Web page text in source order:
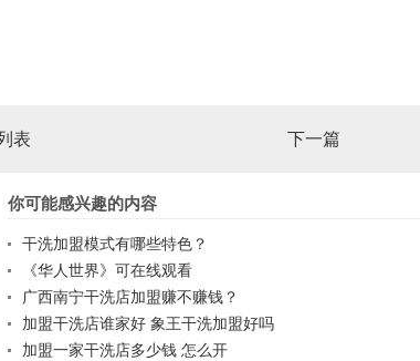
表 下一篇
你可能感兴趣的内容
干洗加盟模式有哪些特色？
《华人世界》可在线观看
广西南宁干洗店加盟赚不赚钱？
加盟干洗店谁家好 象王干洗加盟好吗
加盟一家干洗店多少钱 怎么开